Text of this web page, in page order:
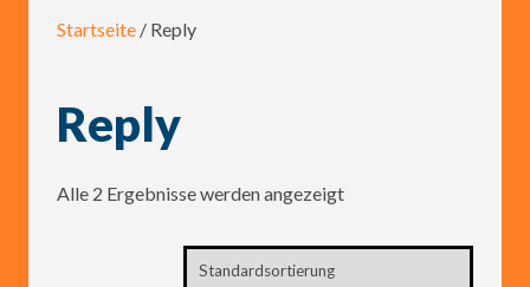
Startseite / Reply
Reply
Alle 2 Ergebnisse werden angezeigt